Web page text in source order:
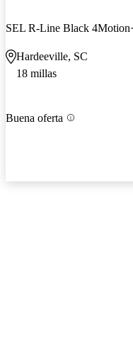
SEL R-Line Black 4Motion
Hardeeville, SC
18 millas
Buena oferta